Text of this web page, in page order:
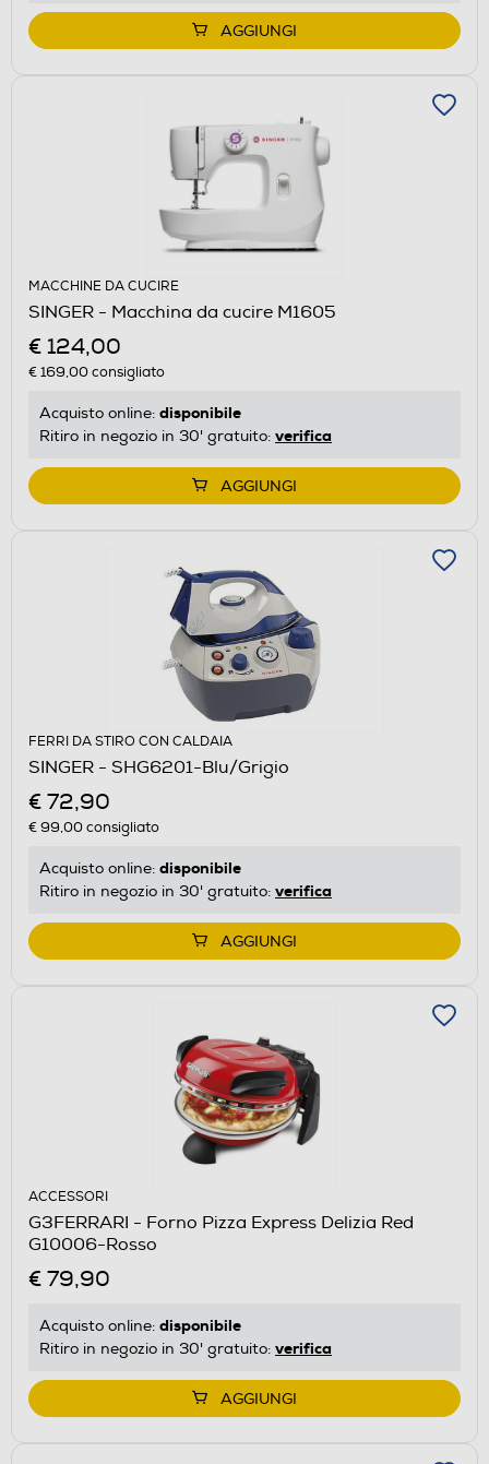
AGGIUNGI
MACCHINE DA CUCIRE
SINGER - Macchina da cucire M1605
€ 124,00
€ 169,00consigliato
Acquisto online: disponibile
Ritiro in negozio in 30' gratuito: verifica
AGGIUNGI
FERRI DA STIRO CON CALDAIA
SINGER - SHG6201-Blu/Grigio
€ 72,90
€ 99,00consigliato
Acquisto online: disponibile
Ritiro in negozio in 30' gratuito: verifica
AGGIUNGI
ACCESSORI
G3FERRARI - Forno Pizza Express Delizia Red
G10006-Rosso
€ 79,90
Acquisto online: disponibile
Ritiro in negozio in 30' gratuito: verifica
AGGIUNGI